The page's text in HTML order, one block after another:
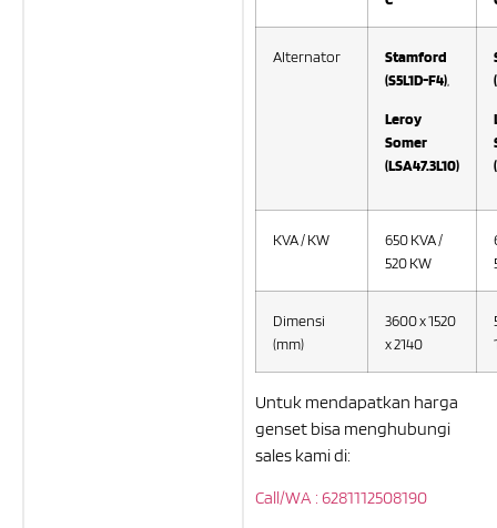
Alternator
Stamford
(S5L1D-F4),
Leroy
Somer
(LSA47.3L10)
KVA / KW
650 KVA /
520 KW
Dimensi
(mm)
3600 x 1520
x 2140
Untuk mendapatkan harga
genset bisa menghubungi
sales kami di:
Call/WA : 6281112508190